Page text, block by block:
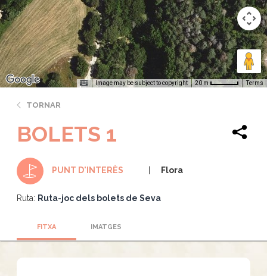
Image may be subject to copyright 20 m Terms
TORNAR
BOLETS 1
PUNT D'INTERÈS Flora
Ruta: Ruta-joc dels bolets de Seva
FITXA IMATGES